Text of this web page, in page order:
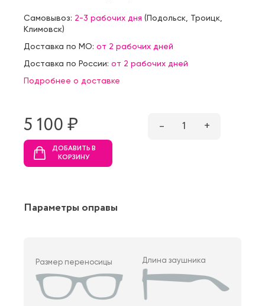
Самовывоз: 2-3 рабочих дня (Подольск Троицк
Климовск)
Доставка по МО: от 2 рабочих дней
Доставка по России: от 2 рабочих дней
Подробнее о доставке
5 100 ₷ – 1 +
ДОБАВИТЬ В
КОРЗИНУ
Параметры оправы
Размер переносицы Длина заушника